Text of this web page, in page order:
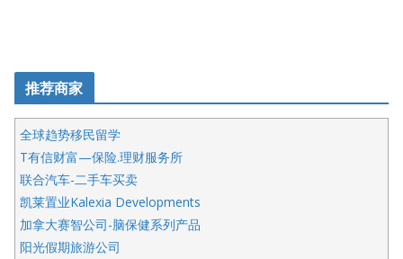
推荐商家
全球趋势移民留学
T有信财富—保险.理财服务所
联合汽车-二手车买卖
凯莱置业Kalexia Developments
加拿大赛智公司-脑保健系列产品
阳光假期旅游公司